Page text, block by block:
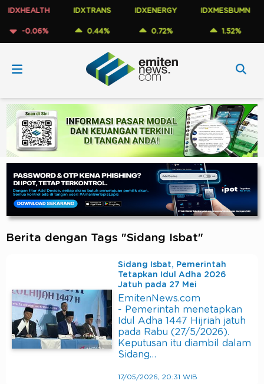
-0.06%
IDXTRANS
0.44%
IDXENERGY
0.72%
IDXMESBUMN
1.52%
Berita dengan Tags "Sidang Isbat"
Sidang Isbat, Pemerintah
Tetapkan Idul Adha 2026
Jatuh pada 27 Mei
EmitenNews.com
- Pemerintah menetapkan
Idul Adha 1447 Hijriah jatuh
pada Rabu (27/5/2026).
Keputusan itu diambil dalam
Sidang…
17/05/2026, 20:31 WIB